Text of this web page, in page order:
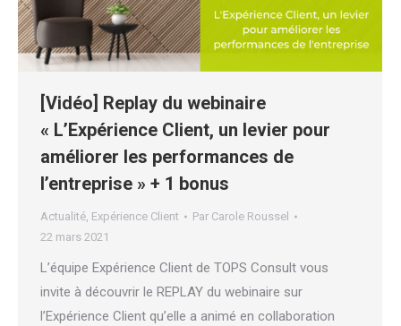
[Vidéo] Replay du webinaire
« L’Expérience Client, un levier pour
améliorer les performances de
l’entreprise » + 1 bonus
Actualité, Expérience Client Par Carole Roussel
22 mars 2021
L’équipe Expérience Client de TOPS Consult vous
invite à découvrir le REPLAY du webinaire sur
l’Expérience Client qu’elle a animé en collaboration